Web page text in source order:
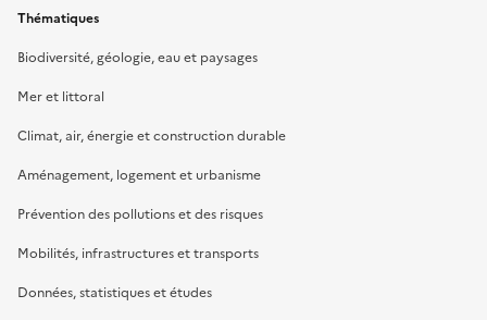
Thématiques
Biodiversité, géologie, eau et paysages
Mer et littoral
Climat, air, énergie et construction durable
Aménagement, logement et urbanisme
Prévention des pollutions et des risques
Mobilités, infrastructures et transports
Données, statistiques et études